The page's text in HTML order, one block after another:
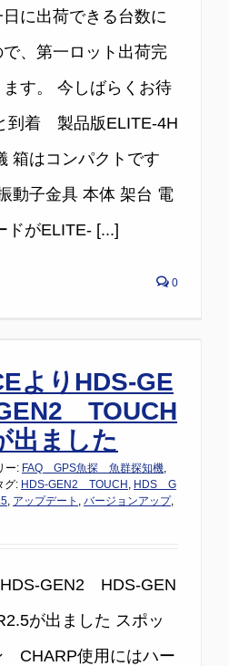
に出荷できる台数に
、第一ロット出荷完
す。 今しばらくお待
到着 製品版ELITE-4H
箱はコンパクトです
動子金具 本体 架台 電
ドがELITE- [...]
0
よりHDS-GE
TOUCH
出ました
ー: FAQ GPS魚探 魚群探知機,
グ: HDS-GEN2 TOUCH , HDS G
, アップデート , バージョンアップ,
GEN2 HDS-GEN
が出ました スポッ
CHARP使用にはハー